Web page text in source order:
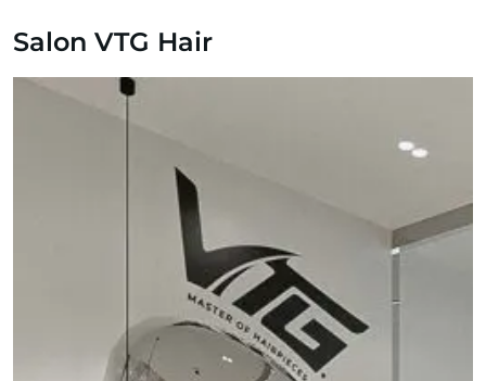
Salon VTG Hair